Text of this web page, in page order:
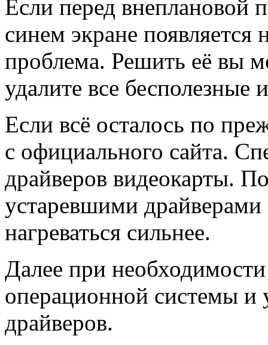
Если перед внеплановой
синем экране появляется
проблема. Решить её вы
удалите все
Если всё осталось по
с официального сайта.
драйверов видеокарты.
устаревшими драйверами
нагреваться сильнее.
Далее при
операционной системы и
драйверов.